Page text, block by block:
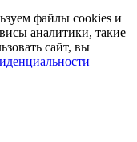
файлы cookies и
аналитики, такие
сайт, вы